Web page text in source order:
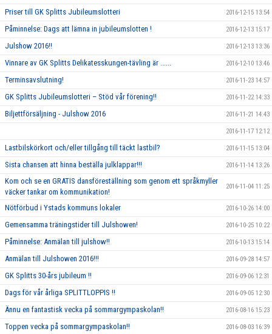
Priser till GK Splitts Jubileumslotteri 2016-12-15 13:54
Påminnelse: Dags att lämna in jubileumslotten ! 2016-12-13 15:17
Julshow 2016!! 2016-12-13 13:36
Vinnare av GK Splitts Delikatesskungen-tävling är ...... 2016-12-10 13:46
Terminsavslutning! 2016-11-23 14:57
GK Splitts Jubileumslotteri – Stöd vår förening!! 2016-11-22 14:33
Biljettförsäljning - Julshow 2016 2016-11-21 14:43
2016-11-17 12:12
Lastbilskörkort och/eller tillgång till täckt lastbil? 2016-11-15 13:04
Sista chansen att hinna beställa julklappar!!! 2016-11-14 13:26
Kom och se en GRATIS dansföreställning som genom ett språkmyller
väcker tankar om kommunikation!
2016-11-04 11:25
Nötförbud i Ystads kommuns lokaler 2016-10-26 14:00
Gemensamma träningstider till Julshowen! 2016-10-25 10:22
Påminnelse: Anmälan till julshow!! 2016-10-13 15:14
Anmälan till Julshowen 2016!!! 2016-09-28 14:57
GK Splitts 30-års jubileum !! 2016-09-06 12:31
Dags för vår årliga SPLITTLOPPIS !! 2016-09-05 12:30
Ännu en fantastisk vecka på sommargympaskolan!! 2016-08-16 15:23
Toppen vecka på sommargympaskolan!! 2016-08-03 16:39